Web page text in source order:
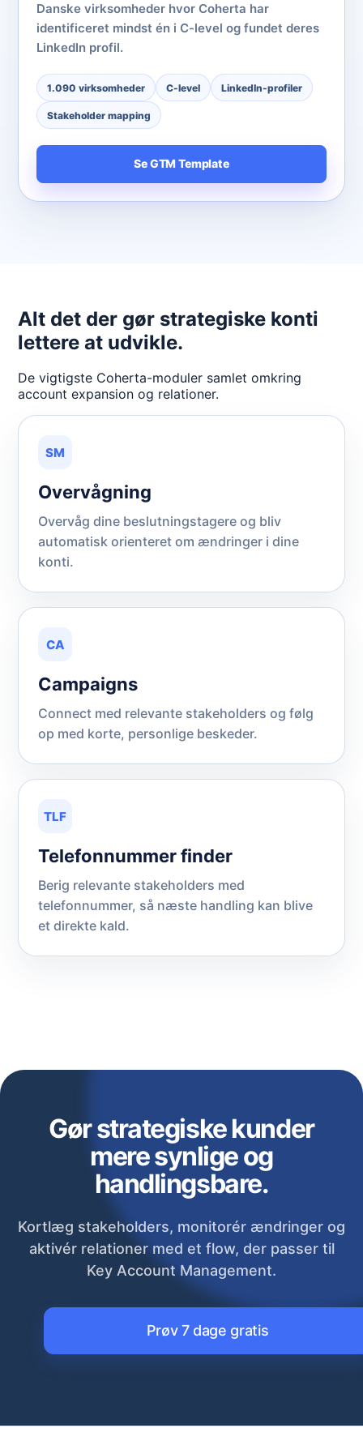
Danske virksomheder hvor Coherta har
identificeret mindst én i C-level og fundet deres
LinkedIn profil.
1.090 virksomheder C-level LinkedIn-profiler
Stakeholder mapping
Se GTM Template
Alt det der gør strategiske konti
lettere at udvikle.
De vigtigste Coherta-moduler samlet omkring
account expansion og relationer.
SM
Overvågning
Overvåg dine beslutningstagere og bliv
automatisk orienteret om ændringer i dine
konti.
CA
Campaigns
Connect med relevante stakeholders og følg
op med korte, personlige beskeder.
TLF
Telefonnummer finder
Berig relevante stakeholders med
telefonnummer, så næste handling kan blive
et direkte kald.
Gør strategiske kunder
mere synlige og
handlingsbare.
Kortlæg stakeholders, monitorér ændringer og
aktivér relationer med et flow, der passer til
Key Account Management.
Prøv 7 dage gratis